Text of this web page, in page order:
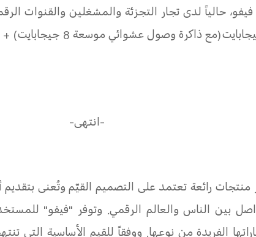
حالياً لدى تجار التجزئة والمشغلين والقنوات
-انتهى-
منتجات رائعة تعتمد على التصميم القيّم وتُعنى
بين الناس والعالم الرقمي. وتوفر "فيفو"